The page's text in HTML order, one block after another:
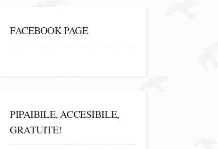
FACEBOOK PAGE
PIPAIBILE, ACCESIBILE,
GRATUITE!